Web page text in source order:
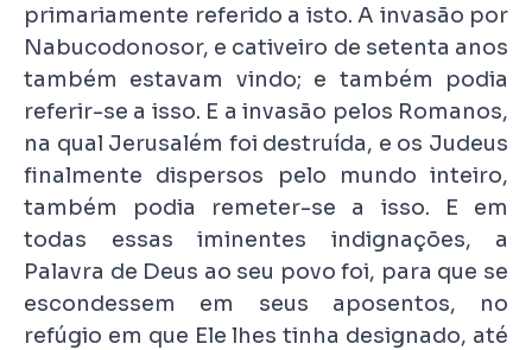
primariamente referido a isto. A invasão por
Nabucodonosor, e cativeiro de setenta anos
também estavam vindo; e também podia
referir-se a isso. E a invasão pelos Romanos,
na qual Jerusalém foi destruída, e os Judeus
finalmente dispersos pelo mundo inteiro,
também podia remeter-se a isso. E em
todas essas iminentes indignações, a
Palavra de Deus ao seu povo foi, para que se
escondessem em seus aposentos, no
refúgio em que Ele lhes tinha designado, até